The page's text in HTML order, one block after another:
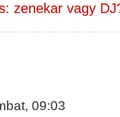
zenekar vagy
09:03